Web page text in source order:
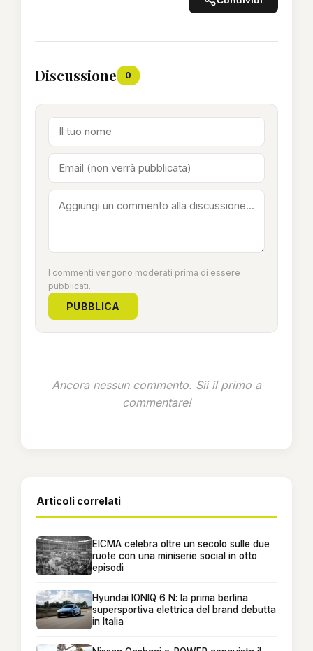
Discussione 0
I commenti vengono moderati prima di essere
pubblicati.
PUBBLICA
Ancora nessun commento. Sii il primo a
commentare!
Articoli correlati
EICMA celebra oltre un secolo sulle due
ruote con una miniserie social in otto
episodi
Hyundai IONIQ 6 N: la prima berlina
supersportiva elettrica del brand debutta
in Italia